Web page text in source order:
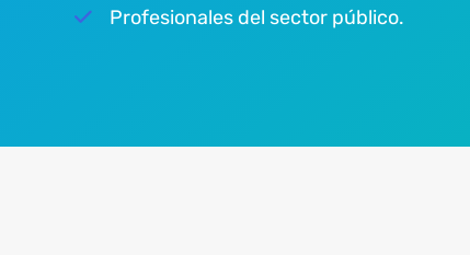
Profesionales del sector público.